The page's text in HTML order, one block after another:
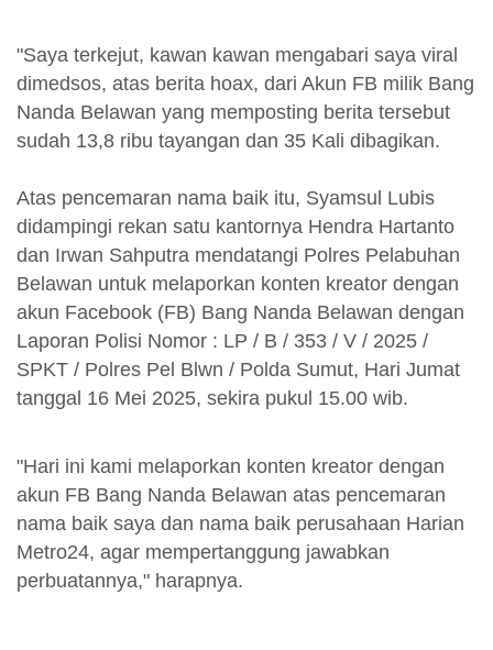
"Saya terkejut, kawan kawan mengabari saya viral
dimedsos, atas berita hoax, dari Akun FB milik Bang
Nanda Belawan yang memposting berita tersebut
sudah 13,8 ribu tayangan dan 35 Kali dibagikan.
Atas pencemaran nama baik itu, Syamsul Lubis
didampingi rekan satu kantornya Hendra Hartanto
dan Irwan Sahputra mendatangi Polres Pelabuhan
Belawan untuk melaporkan konten kreator dengan
akun Facebook (FB) Bang Nanda Belawan dengan
Laporan Polisi Nomor : LP / B / 353 / V / 2025 /
SPKT / Polres Pel Blwn / Polda Sumut, Hari Jumat
tanggal 16 Mei 2025, sekira pukul 15.00 wib.
"Hari ini kami melaporkan konten kreator dengan
akun FB Bang Nanda Belawan atas pencemaran
nama baik saya dan nama baik perusahaan Harian
Metro24, agar mempertanggung jawabkan
perbuatannya," harapnya.